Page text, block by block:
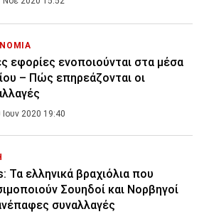
εφορίες ενοποιούνται στα μέσα
– Πώς επηρεάζονται οι
Ιουν 2020 19:40
Τα ελληνικά βραχιόλια που
Σουηδοί και Νορβηγοί
συναλλαγές